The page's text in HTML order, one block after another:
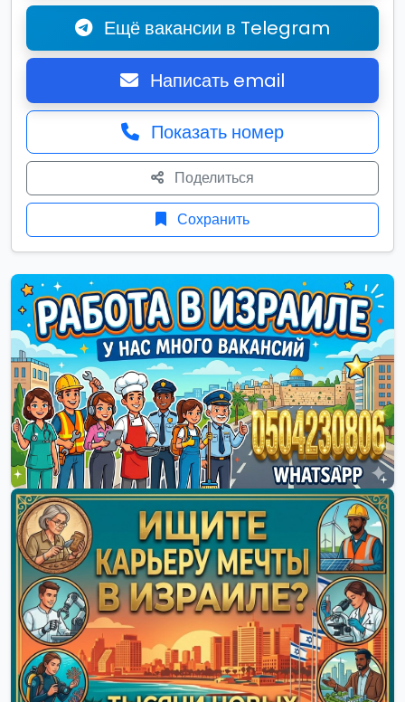
Ещё вакансии в Telegram
Написать email
Показать номер
Поделиться
Сохранить